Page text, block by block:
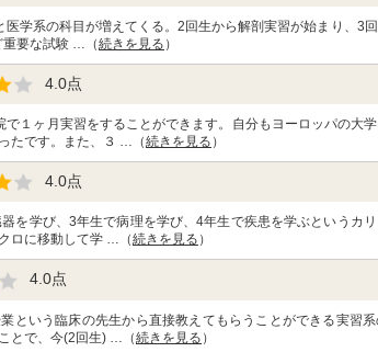
学系の科目が増えてくる。2回生から解剖実習が始まり、3
重要な試験 …（続きを見る ）
4.0点
１ヶ月実習をすることができます。自分もヨーロッパの大
たです。また、３ …（続きを見る ）
4.0点
を学び、3年生で病理を学び、4年生で疾患を学ぶというカ
ロに移動して学 …（続きを見る ）
4.0点
という臨床の先生から直接教えてもらうことができる実習
とで、今(2回生) …（続きを見る ）